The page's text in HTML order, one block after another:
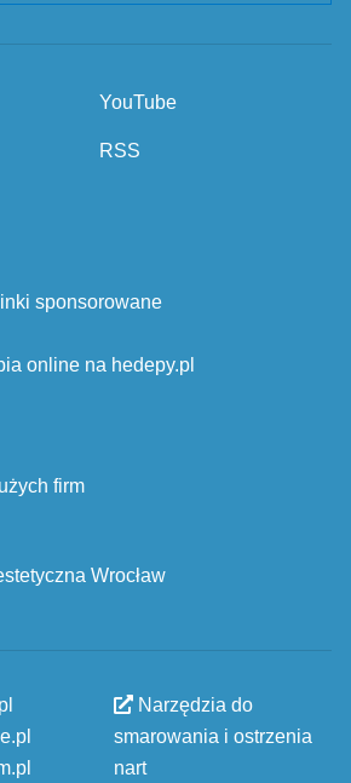
YouTube
RSS
sponsorowane
online na hedepy.pl
firm
Wrocław
Narzędzia do
smarowania i ostrzenia
nart